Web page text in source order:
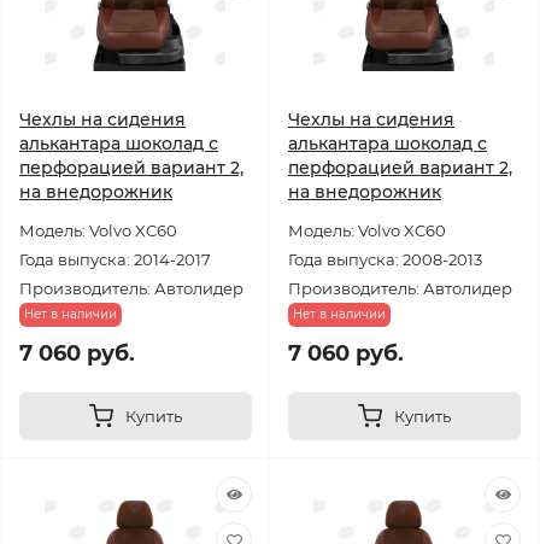
Чехлы на сидения
алькантара шоколад с
перфорацией вариант 2,
на внедорожник
Модель: Volvo XC60
Года выпуска: 2014-2017
Производитель: Автолидер
Нет в наличии
7 060 руб.
Купить
Чехлы на сидения
алькантара шоколад с
перфорацией вариант 2,
на внедорожник
Модель: Volvo XC60
Года выпуска: 2008-2013
Производитель: Автолидер
Нет в наличии
7 060 руб.
Купить